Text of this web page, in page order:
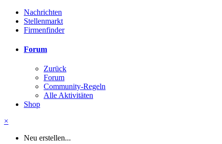
Nachrichten
Stellenmarkt
Firmenfinder
Forum
Zurück
Forum
Community-Regeln
Alle Aktivitäten
Shop
×
Neu erstellen...